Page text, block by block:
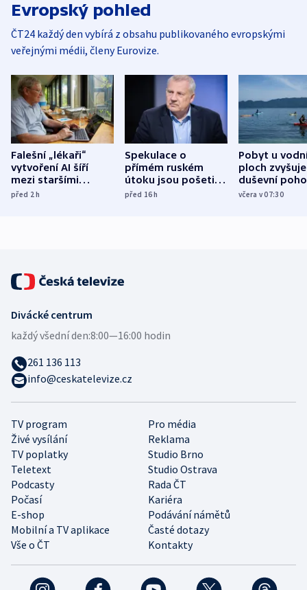
Evropský pohled
ČT24 každý den vybírá z obsahu publikovaného evropskými
veřejnými médii, členy Eurovize.
Falešní „lékaři“
vytvoření AI šíří
mezi staršími
Poláky nebezpečné
před 2h
Spekulace o
přímém ruském
útoku jsou pošetilé,
míní estonský
před 16h
Pobyt u
ploch zvyšuje
duševní
ukázala
včera v 07:30
TV program
Pro média
Živé vysílání
Reklama
TV poplatky
Studio Brno
Teletext
Studio Ostrava
Podcasty
Rada ČT
Počasí
Kariéra
E-shop
Podávání námětů
Mobilní a TV aplikace
Časté dotazy
Vše o ČT
Kontakty
Divácké centrum
každý všední den:8:00—16:00 hodin
261 136 113
info@ceskatelevize.cz